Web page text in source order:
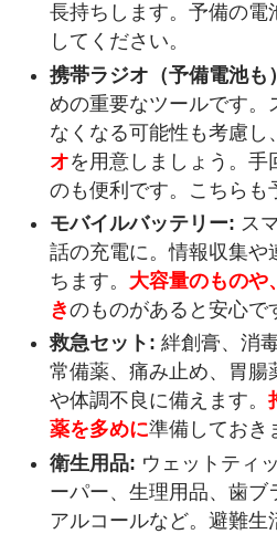
長持ちします。予備の電
してください。
携帯ラジオ（予備電池も
めの重要なツールです。
なくなる可能性も考慮し、
オを用意しましょう。手
のも便利です。こちらも
モバイルバッテリー: ス
話の充電に。情報収集や
ちます。 大容量のものや
きのものがあると安心で
救急セット: 絆創膏、消
常備薬、痛み止め、胃腸
や体調不良に備えます。
薬を多めに準備しておき
衛生用品: ウェットティ
ーパー、生理用品、歯ブ
アルコールなど。避難生